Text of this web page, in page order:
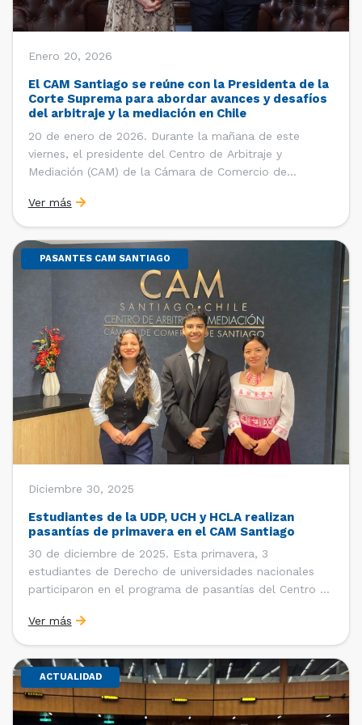
Enero 20, 2026
El CAM Santiago se reúne con la Presidenta de la
Corte Suprema para abordar avances y desafíos
del arbitraje y la mediación en Chile
20 de enero de 2026. Durante la mañana de este
viernes, el presidente del Centro de Arbitraje y
Mediación (CAM) de la Cámara de Comercio de
del CAM Santiago, Ximena Vial; y el gerente general de
la CCS, Carlos Soublette, sostuvieron un encuentro […]
Ver más
PASANTES CAM SANTIAGO
Diciembre 30, 2025
Estudiantes de la UDP, UCH y HCLA realizan
pasantías de primavera en el CAM Santiago
30 de diciembre de 2025. Esta primavera, 3
estudiantes de Derecho de universidades nacionales
participaron en el programa de pasantías del Centro de
de Santiago (CCS). Entre el 3 de noviembre y el 30 de
diciembre realizaron su pasantía Ingrid Ivania […]
Ver más
ACTUALIDAD